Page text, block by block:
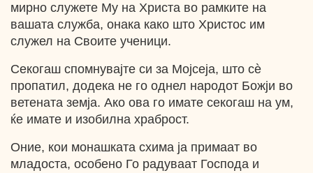
мирно служете Му на Христа во рамките на
вашата служба, онака како што Христос им
служел на Своите ученици.
Секогаш спомнувајте си за Мојсеја, што сѐ
пропатил, додека не го однел народот Божји во
ветената земја. Ако ова го имате секогаш на ум,
ќе имате и изобилна храброст.
Оние, кои монашката схима ја примаат во
младоста, особено Го радуваат Господа и